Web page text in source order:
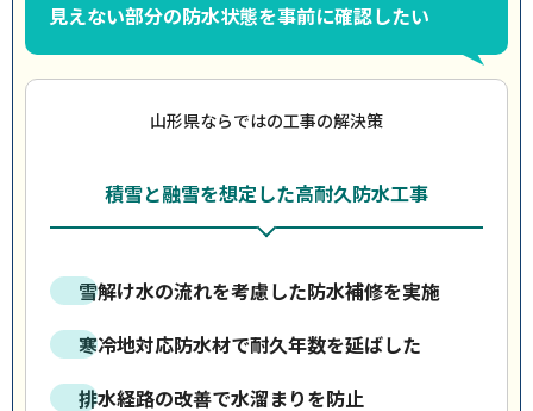
見えない部分の防水状態を事前に確認したい
山形県ならではの工事の解決策
積雪と融雪を想定した高耐久防水工事
雪解け水の流れを考慮した防水補修を実施
寒冷地対応防水材で耐久年数を延ばした
排水経路の改善で水溜まりを防止